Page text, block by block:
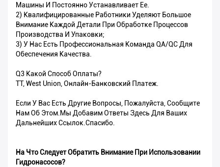
Машины И Постоянно Устанавливает Ее.
2) Квалифицированные Работники Уделяют Большое
Внимание Каждой Детали При Обработке Процессов
Производства И Упаковки;
3) У Нас Есть Профессиональная Команда QA/QC Для
Обеспечения Качества.
Q3 Какой Способ Оплаты?
TT, West Union, Онлайн-Банковский Платеж.
Если У Вас Есть Другие Вопросы, Пожалуйста, Сообщите
Нам Об Этом.Мы Добавим Ответы Здесь Для Ваших
Дальнейших Ссылок.Спасибо.
На Что Следует Обратить Внимание При Использовании
Гидронасосов?